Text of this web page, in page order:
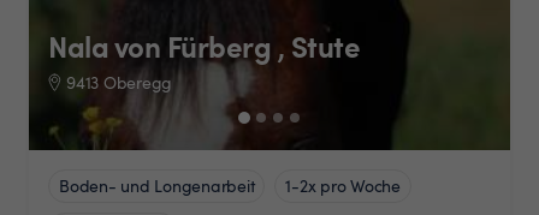
Nala von Fürberg , Stute
9413 Oberegg
Boden- und Longenarbeit
1-2x pro Woche